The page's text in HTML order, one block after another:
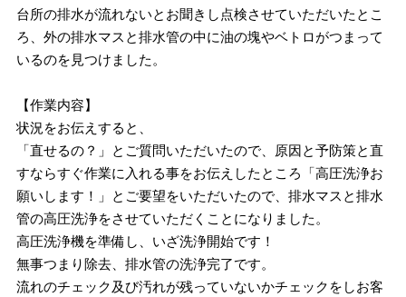
台所の排水が流れないとお聞きし点検させていただいたとこ
ろ、外の排水マスと排水管の中に油の塊やベトロがつまって
いるのを見つけました。
【作業内容】
状況をお伝えすると、
「直せるの？」とご質問いただいたので、原因と予防策と直
すならすぐ作業に入れる事をお伝えしたところ「高圧洗浄お
願いします！」とご要望をいただいたので、排水マスと排水
管の高圧洗浄をさせていただくことになりました。
高圧洗浄機を準備し、いざ洗浄開始です！
無事つまり除去、排水管の洗浄完了です。
流れのチェック及び汚れが残っていないかチェックをしお客